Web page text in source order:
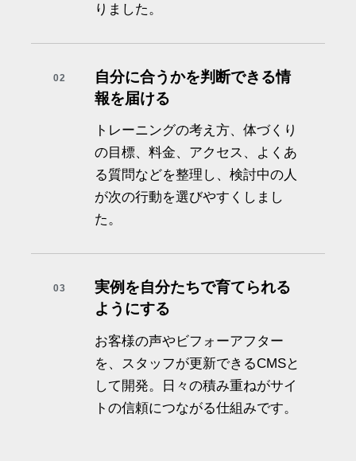
りました。
02
自分に合うかを判断できる情
報を届ける
トレーニングの考え方、体づくり
の目標、料金、アクセス、よくあ
る質問などを整理し、検討中の人
が次の行動を選びやすくしまし
た。
03
実例を自分たちで育てられる
ようにする
お客様の声やビフォーアフター
を、スタッフが更新できるCMSと
して開発。日々の積み重ねがサイ
トの信頼につながる仕組みです。